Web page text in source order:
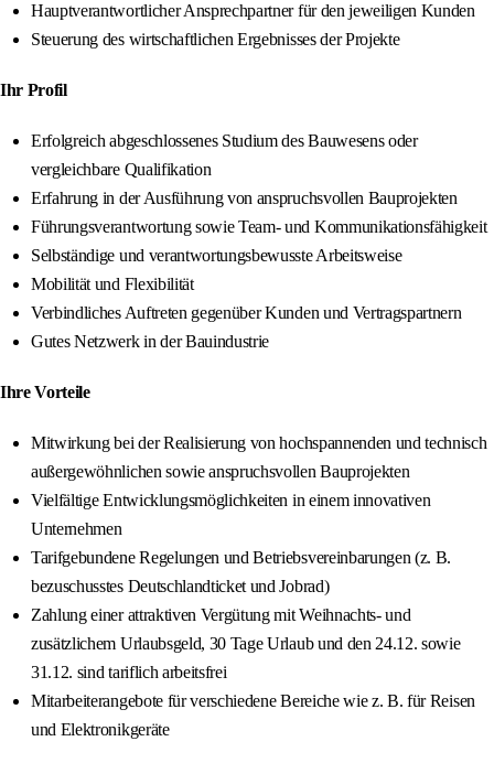
Hauptverantwortlicher Ansprechpartner für den jeweiligen Kunden
Steuerung des wirtschaftlichen Ergebnisses der Projekte
Ihr Profil
Erfolgreich abgeschlossenes Studium des Bauwesens oder
vergleichbare Qualifikation
Erfahrung in der Ausführung von anspruchsvollen Bauprojekten
Führungsverantwortung sowie Team- und Kommunikationsfähigkeit
Selbständige und verantwortungsbewusste Arbeitsweise
Mobilität und Flexibilität
Verbindliches Auftreten gegenüber Kunden und Vertragspartnern
Gutes Netzwerk in der Bauindustrie
Ihre Vorteile
Mitwirkung bei der Realisierung von hochspannenden und technisch
außergewöhnlichen sowie anspruchsvollen Bauprojekten
Vielfältige Entwicklungsmöglichkeiten in einem innovativen
Unternehmen
Tarifgebundene Regelungen und Betriebsvereinbarungen (z. B.
bezuschusstes Deutschlandticket und Jobrad)
Zahlung einer attraktiven Vergütung mit Weihnachts- und
zusätzlichem Urlaubsgeld, 30 Tage Urlaub und den 24.12. sowie
31.12. sind tariflich arbeitsfrei
Mitarbeiterangebote für verschiedene Bereiche wie z. B. für Reisen
und Elektronikgeräte